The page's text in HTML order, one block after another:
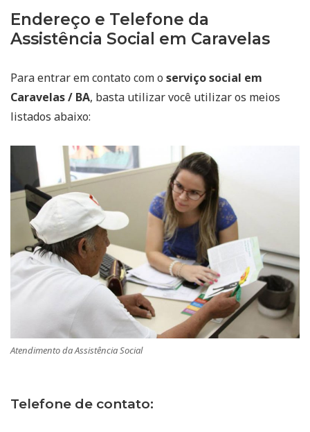
Endereço e Telefone da
Assistência Social em Caravelas
Para entrar em contato com o serviço social em
Caravelas / BA, basta utilizar você utilizar os meios
listados abaixo:
Atendimento da Assistência Social
Telefone de contato: